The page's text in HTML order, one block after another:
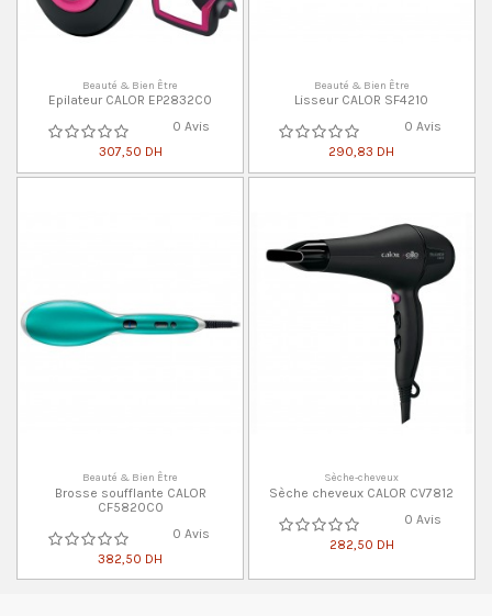
Beauté & Bien Être
Epilateur CALOR EP2832C0
0 Avis
307,50 DH
Beauté & Bien Être
Lisseur CALOR SF4210
0 Avis
290,83 DH
Beauté & Bien Être
Brosse soufflante CALOR
CF5820C0
0 Avis
382,50 DH
Sèche-cheveux
Sèche cheveux CALOR CV7812
0 Avis
282,50 DH